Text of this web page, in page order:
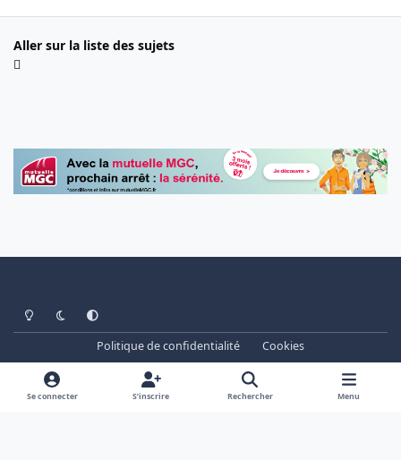
Aller sur la liste des sujets
Light ModeDark ModeSystem Preference
Politique de confidentialité
Cookies
www.cheminots.net - Forum Libre depuis 2003
Powered by
Invision Community
Se connecter S’inscrire Rechercher Menu